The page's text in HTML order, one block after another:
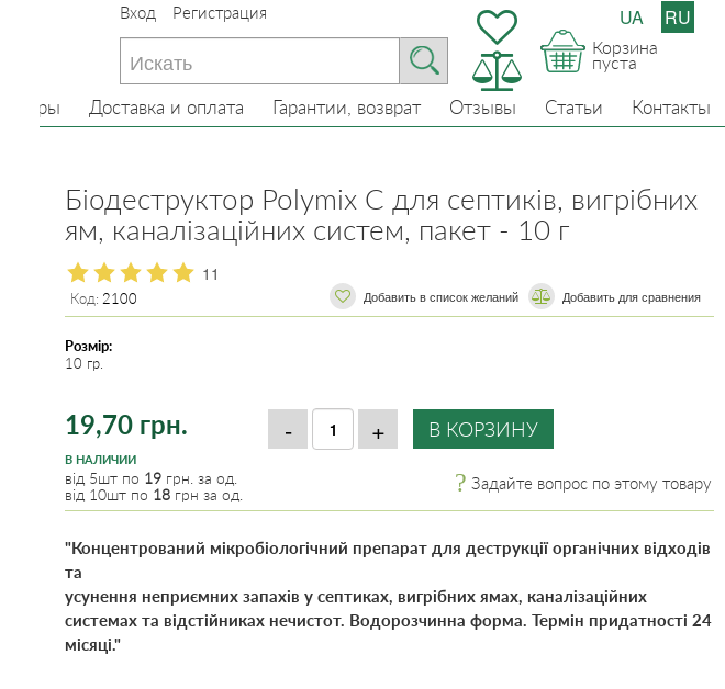
Вход Регистрация
Корзина
пуста
UA RU
Товары Доставка и оплата Гарантии, возврат Отзывы Статьи Контакты
Біодеструктор Polymix C для септиків, вигрібних
ям, каналізаційних систем, пакет - 10 г
11
Код: 2100
19,70 грн.
Добавить в список желаний ​​Добавить для сравнения
Розмір:
10 гр.
В НАЛИЧИИ
від 5шт по 19 грн. за од.
від 10шт по 18 грн за од.
Задайте вопрос по этому товару
"Концентрований мікробіологічний препарат для деструкції органічних відходів
та
усунення неприємних запахів у септиках, вигрібних ямах, каналізаційних
системах та відстійниках нечистот. Водорозчинна форма. Термін придатності 24
місяці."